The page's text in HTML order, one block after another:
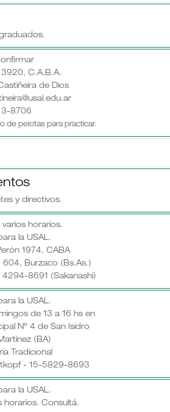
3920, C.A.B.A.
de Dios
8706
de pelotas para practicar.
y directivos.
horarios.
la USAL.
1974, CABA
604, Burzaco (Bs.As.)
8691 (Sakanashi)
la USAL.
de 13 a 16 hs en
Nº 4 de San Isidro
(BA)
Tradicional
- 15-5829-8693
la USAL.
horarios. Consultá.